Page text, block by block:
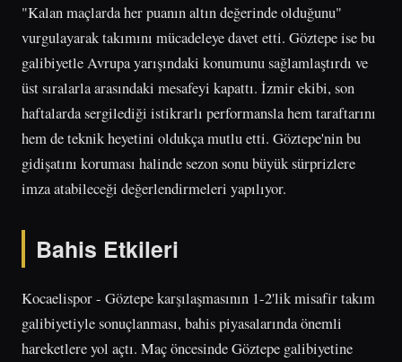
"Kalan maçlarda her puanın altın değerinde olduğunu"
vurgulayarak takımını mücadeleye davet etti. Göztepe ise bu
galibiyetle Avrupa yarışındaki konumunu sağlamlaştırdı ve
üst sıralarla arasındaki mesafeyi kapattı. İzmir ekibi, son
haftalarda sergilediği istikrarlı performansla hem taraftarını
hem de teknik heyetini oldukça mutlu etti. Göztepe'nin bu
gidişatını koruması halinde sezon sonu büyük sürprizlere
imza atabileceği değerlendirmeleri yapılıyor.
Bahis Etkileri
Kocaelispor - Göztepe karşılaşmasının 1-2'lik misafir takım
galibiyetiyle sonuçlanması, bahis piyasalarında önemli
hareketlere yol açtı. Maç öncesinde Göztepe galibiyetine